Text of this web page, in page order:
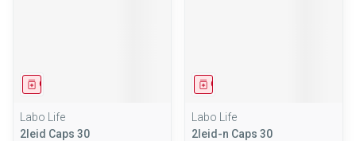
Geneesmiddel
Labo Life
2leid Caps 30
Geneesmiddel
Labo Life
2leid-n Caps 30